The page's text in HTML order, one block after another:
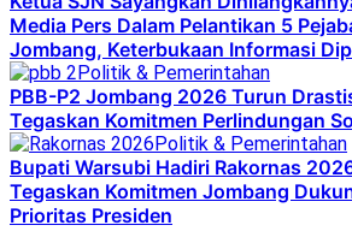
Media Pers Dalam Pelantikan 5
Jombang, Keterbukaan Informasi
Politik & Pemerintahan
PBB-P2 Jombang 2026 Turun
Tegaskan Komitmen Perlindungan
Politik & Pemerintahan
Bupati Warsubi Hadiri Rakornas
Tegaskan Komitmen Jombang
Prioritas Presiden